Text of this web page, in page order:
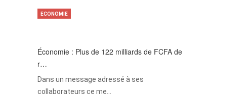
Économie : Plus de 122 milliards de FCFA de
r…
Dans un message adressé à ses
collaborateurs ce me…
ECONOMIE